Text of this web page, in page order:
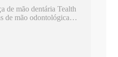
de mão dentária Tealth
de mão odontológicas